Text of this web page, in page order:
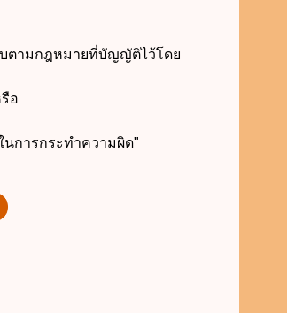
ตามกฎหมายที่บัญญัติไว้โดย
อ
นการกระทำความผิด"